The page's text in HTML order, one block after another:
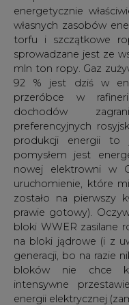
energetycznie
własnych zasobów
torfu i szczątkowe
sprowadzane jest ze
mln ton ropy. Gaz
92 % jest dziś w
przeróbce w
dochodów
preferencyjnych
produkcji energii to
pomysłem jest
nowej elektrowni w
uruchomienie, które
zostało na pierwszy
prawie gotowy).
bloki WWER zasilane
na bloki jądrowe (i z
generacji, bo na razie
bloków nie chce
intensywne
energii elektrycznej